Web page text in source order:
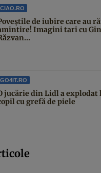
CIAO.RO
de iubire care au
Imagini tari cu
GO4IT.RO
jucărie din Lidl a explodat
cu grefă de piele